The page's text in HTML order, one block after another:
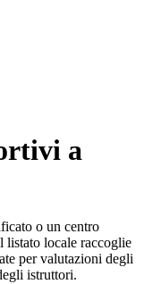
a
o un centro
listato locale raccoglie
per valutazioni degli
istruttori.